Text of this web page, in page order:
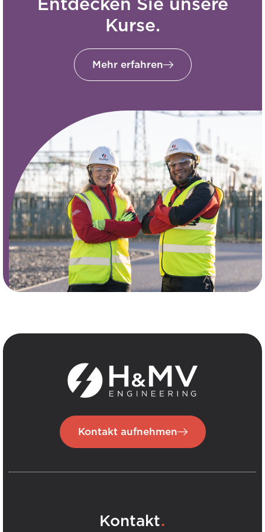
Entdecken Sie unsere
Kurse.
Mehr erfahren
Kontakt aufnehmen
Kontakt.